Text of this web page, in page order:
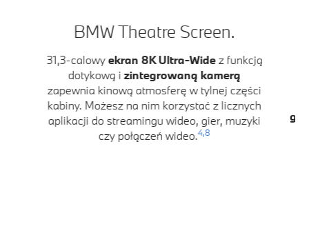
BMW Theatre Screen.
31,3-calowyekran 8K Ultra-Widez funkcją
dotykową izintegrowaną kamerą
zapewnia kinową atmosferę w tylnej części
kabiny. Możesz na nim korzystać z licznych
aplikacji do streamingu wideo, gier, muzyki
czy połączeń wideo.4,8